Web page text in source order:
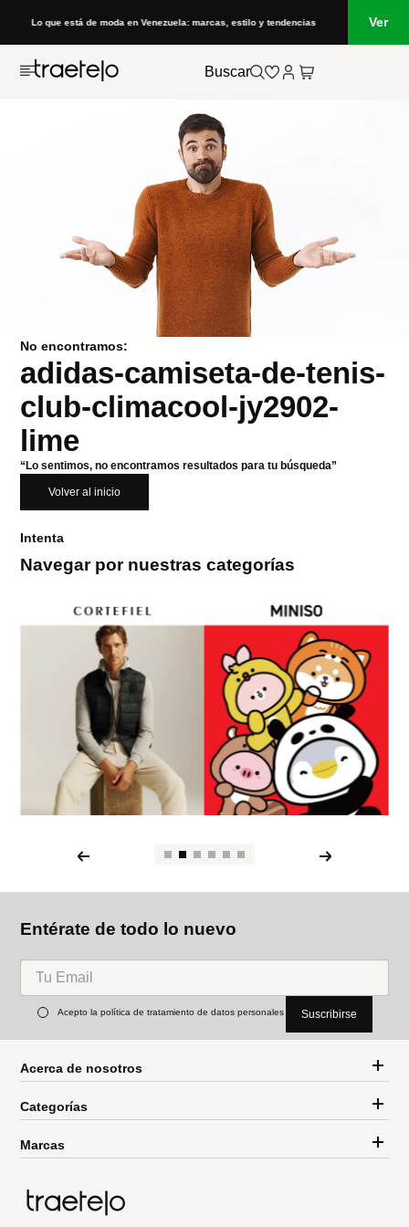
Lo que está de moda en Venezuela: marcas, estilo y tendencias Ver
Buscar
No encontramos:
adidas-camiseta-de-tenis-
club-climacool-jy2902-
lime
“Lo sentimos, no encontramos resultados para tu búsqueda”
Volver al inicio
Intenta
Navegar por nuestras categorías
Entérate de todo lo nuevo
Acepto la política de tratamiento de datos personales Suscribirse
Acerca de nosotros
Categorías
Marcas